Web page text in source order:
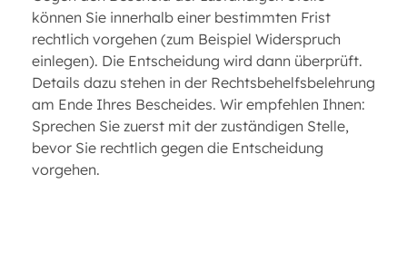
können Sie innerhalb einer bestimmten Frist
rechtlich vorgehen (zum Beispiel Widerspruch
einlegen). Die Entscheidung wird dann überprüft.
Details dazu stehen in der Rechtsbehelfsbelehrung
am Ende Ihres Bescheides. Wir empfehlen Ihnen:
Sprechen Sie zuerst mit der zuständigen Stelle,
bevor Sie rechtlich gegen die Entscheidung
vorgehen.